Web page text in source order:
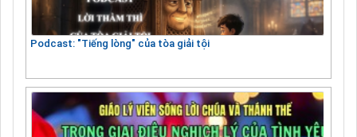
Podcast: "Tiếng lòng" của tòa giải tội